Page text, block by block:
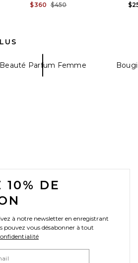
$360 Previous price:
$450
Beauté Parfum Femme
10% DE
à notre newsletter en enregistrant
pouvez vous désabonner à tout